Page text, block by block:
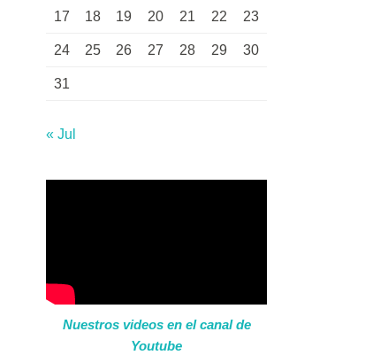
17 18 19 20 21 22 23
24 25 26 27 28 29 30
31
« Jul
Nuestros videos en el canal de
Youtube